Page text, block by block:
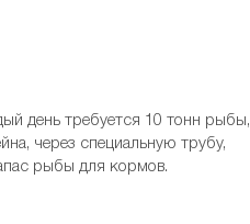
день требуется 10 тонн рыбы,
через специальную трубу,
рыбы для кормов.